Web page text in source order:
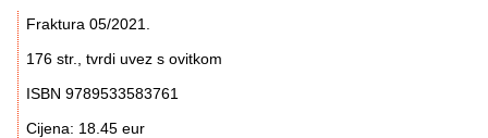
Fraktura 05/2021.
176 str., tvrdi uvez s ovitkom
ISBN 9789533583761
Cijena: 18.45 eur